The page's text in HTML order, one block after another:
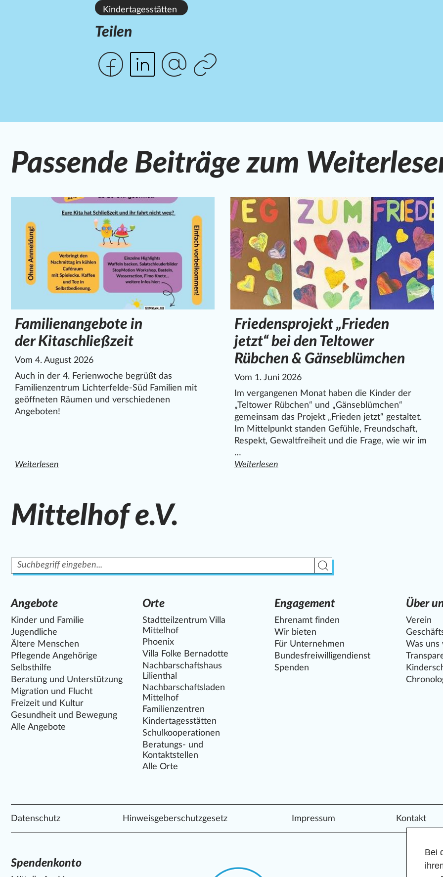
Kindertagesstätten
Teilen
Passende Beiträge zum
Familienangebote in
der Kitaschließzeit
Vom 4. August 2026
Auch in der 4. Ferienwoche begrüßt das
Familienzentrum Lichterfelde-Süd Familien mit
geöffneten Räumen und verschiedenen
Angeboten!
Weiterlesen
den ganzen Artikel "Familienangebote in der Kitaschließzeit
Friedensprojekt „Frieden
jetzt“ bei den Teltower
Rübchen & Gänseblümchen
Vom 1. Juni 2026
Im vergangenen Monat haben die Kinder der
„Teltower Rübchen“ und „Gänseblümchen“
gemeinsam das Projekt „Frieden jetzt“ gestaltet.
Im Mittelpunkt standen Gefühle, Freundschaft,
Respekt, Gewaltfreiheit und die Frage, wie wir im
…
Weiterlesen
den ganzen Artikel "Friedensprojekt „Frieden jetzt“ bei
Mittelhof e.V.
Suchbegriff Suche starten
Angebote
Kinder und Familie
Jugendliche
Ältere Menschen
Pflegende Angehörige
Selbsthilfe
Beratung und Unterstützung
Migration und Flucht
Freizeit und Kultur
Gesundheit und Bewegung
Alle Angebote
Orte
Stadtteilzentrum Villa
Mittelhof
Phoenix
Villa Folke Bernadotte
Nachbarschaftshaus
Lilienthal
Nachbarschaftsladen
Mittelhof
Familienzentren
Kindertagesstätten
Schulkooperationen
Beratungs- und
Kontaktstellen
Alle Orte
Engagement
Ehrenamt finden
Wir bieten
Für Unternehmen
Bundesfreiwilligendienst
Spenden
Über
Verein
Was uns
Datenschutz Hinweisgeberschutzgesetz Impressum Kontakt
Spendenkonto
Bei